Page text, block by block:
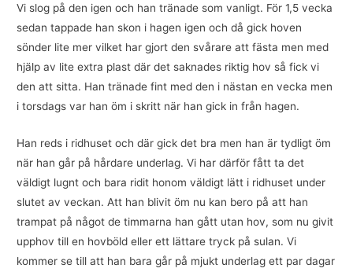
Vi slog på den igen och han tränade som vanligt. För 1,5 vecka
sedan tappade han skon i hagen igen och då gick hoven
sönder lite mer vilket har gjort den svårare att fästa men med
hjälp av lite extra plast där det saknades riktig hov så fick vi
den att sitta. Han tränade fint med den i nästan en vecka men
i torsdags var han öm i skritt när han gick in från hagen.
Han reds i ridhuset och där gick det bra men han är tydligt öm
när han går på hårdare underlag. Vi har därför fått ta det
väldigt lugnt och bara ridit honom väldigt lätt i ridhuset under
slutet av veckan. Att han blivit öm nu kan bero på att han
trampat på något de timmarna han gått utan hov, som nu givit
upphov till en hovböld eller ett lättare tryck på sulan. Vi
kommer se till att han bara går på mjukt underlag ett par dagar